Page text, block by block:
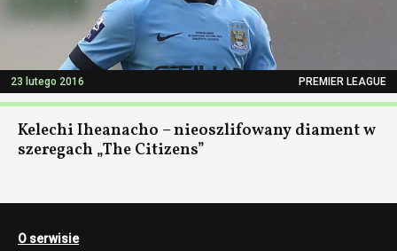
23 lutego 2016 PREMIER LEAGUE
Kelechi Iheanacho – nieoszlifowany diament w
szeregach „The Citizens”
O serwisie